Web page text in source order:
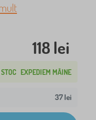
118 lei
EXPEDIEM MÂINE
37 lei